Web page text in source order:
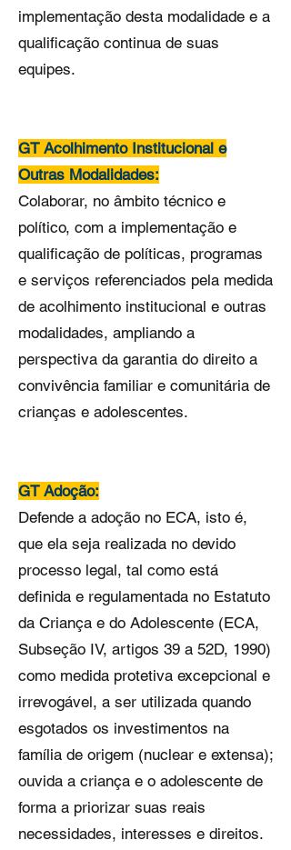
implementação desta modalidade e a
qualificação continua de suas
equipes.
GT Acolhimento Institucional e
Outras Modalidades:
Colaborar, no âmbito técnico e
político, com a implementação e
qualificação de políticas, programas
e serviços referenciados pela medida
de acolhimento institucional e outras
modalidades, ampliando a
perspectiva da garantia do direito a
convivência familiar e comunitária de
crianças e adolescentes.
GT Adoção:
Defende a adoção no ECA, isto é,
que ela seja realizada no devido
processo legal, tal como está
definida e regulamentada no Estatuto
da Criança e do Adolescente (ECA,
Subseção IV, artigos 39 a 52D, 1990)
como medida protetiva excepcional e
irrevogável, a ser utilizada quando
esgotados os investimentos na
família de origem (nuclear e extensa);
ouvida a criança e o adolescente de
forma a priorizar suas reais
necessidades, interesses e direitos.